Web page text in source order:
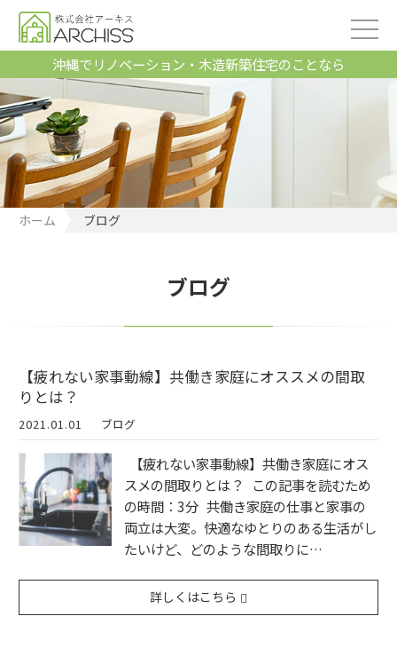
沖縄でリノベーション・木造新築住宅のことなら
ホーム ブログ
ブログ
【疲れない家事動線】共働き家庭にオススメの間取
りとは？
2021.01.01 ブログ
【疲れない家事動線】共働き家庭にオス
スメの間取りとは？ この記事を読むため
の時間：3分 共働き家庭の仕事と家事の
両立は大変。快適なゆとりのある生活がし
たいけど、どのような間取りに…
詳しくはこちら